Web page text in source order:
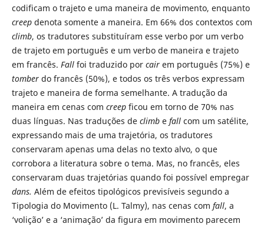
codificam o trajeto e uma maneira de movimento, enquanto
creepdenota somente a maneira. Em 66% dos contextos com
climb, os tradutores substituíram esse verbo por um verbo
de trajeto em português e um verbo de maneira e trajeto
em francês. Fallfoi traduzido por cairem português (75%) e
tomberdo francês (50%), e todos os três verbos expressam
trajeto e maneira de forma semelhante. A tradução da
maneira em cenas com creepficou em torno de 70% nas
duas línguas. Nas traduções de climbe fallcom um satélite,
expressando mais de uma trajetória, os tradutores
conservaram apenas uma delas no texto alvo, o que
corrobora a literatura sobre o tema. Mas, no francês, eles
conservaram duas trajetórias quando foi possível empregar
dans. Além de efeitos tipológicos previsíveis segundo a
Tipologia do Movimento (L. Talmy), nas cenas com fall, a
‘volição’ e a ‘animação’ da figura em movimento parecem